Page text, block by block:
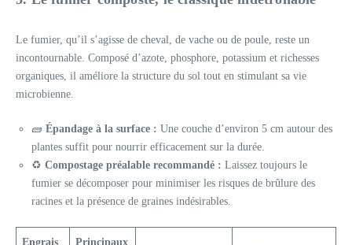
Le fumier, qu’il s’agisse de cheval, de vache ou de poule, reste un
incontournable. Composé d’azote, phosphore, potassium et richesses
organiques, il améliore la structure du sol tout en stimulant sa vie
microbienne.
🧱 Épandage à la surface : Une couche d’environ 5 cm autour des
plantes suffit pour nourrir efficacement sur la durée.
♻️ Compostage préalable recommandé : Laissez toujours le
fumier se décomposer pour minimiser les risques de brûlure des
racines et la présence de graines indésirables.
Engrais
Principaux